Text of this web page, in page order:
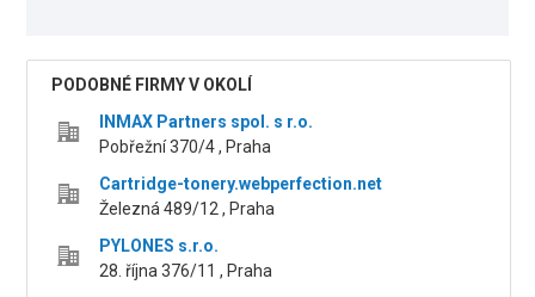
PODOBNÉ FIRMY V OKOLÍ
INMAX Partners spol. s r.o.
Pobřežní 370/4 , Praha
Cartridge-tonery.webperfection.net
Železná 489/12 , Praha
PYLONES s.r.o.
28. října 376/11 , Praha